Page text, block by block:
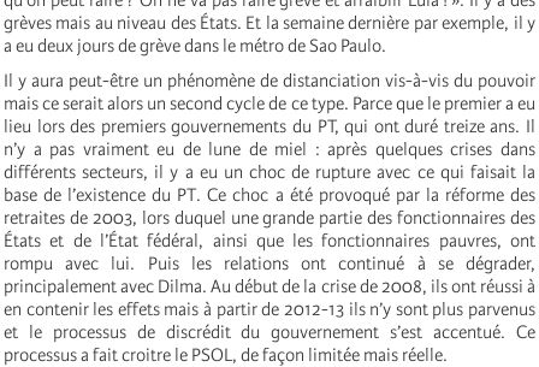
grèves mais au niveau des États. Et la semaine dernière par exemple, il y
a eu deux jours de grève dans le métro de Sao Paulo.
Il y aura peut-être un phénomène de distanciation vis-à-vis du pouvoir
mais ce serait alors un second cycle de ce type. Parce que le premier a eu
lieu lors des premiers gouvernements du PT, qui ont duré treize ans. Il
n’y a pas vraiment eu de lune de miel : après quelques crises dans
différents secteurs, il y a eu un choc de rupture avec ce qui faisait la
base de l’existence du PT. Ce choc a été provoqué par la réforme des
retraites de 2003, lors duquel une grande partie des fonctionnaires des
États et de l’État fédéral, ainsi que les fonctionnaires pauvres, ont
rompu avec lui. Puis les relations ont continué à se dégrader,
principalement avec Dilma. Au début de la crise de 2008, ils ont réussi à
en contenir les effets mais à partir de 2012-13 ils n’y sont plus parvenus
et le processus de discrédit du gouvernement s’est accentué. Ce
processus a fait croitre le PSOL, de façon limitée mais réelle.